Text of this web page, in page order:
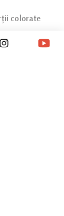
colorate